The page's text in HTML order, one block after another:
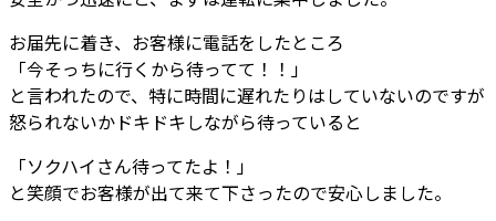
お届先に着き、お客様に電話をしたところ
「今そっちに行くから待ってて！！」
と言われたので、特に時間に遅れたりはしていないのですが
怒られないかドキドキしながら待っていると
「ソクハイさん待ってたよ！」
と笑顔でお客様が出て来て下さったので安心しました。